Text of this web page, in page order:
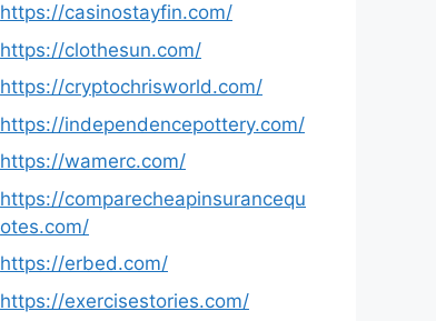
https://casinostayfin.com/
https://clothesun.com/
https://cryptochrisworld.com/
https://independencepottery.com/
https://wamerc.com/
https://comparecheapinsurancequ
otes.com/
https://erbed.com/
https://exercisestories.com/